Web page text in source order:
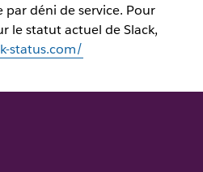
par déni de service. Pour
le statut actuel de Slack,
status.com/